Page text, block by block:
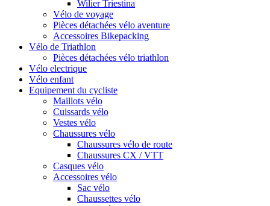
Wilier Triestina
Vélo de voyage
Pièces détachées vélo aventure
Accessoires Bikepacking
Vélo de Triathlon
Pièces détachées vélo triathlon
Vélo electrique
Vélo enfant
Equipement du cycliste
Maillots vélo
Cuissards vélo
Vestes vélo
Chaussures vélo
Chaussures vélo de route
Chaussures CX / VTT
Casques vélo
Accessoires vélo
Sac vélo
Chaussettes vélo